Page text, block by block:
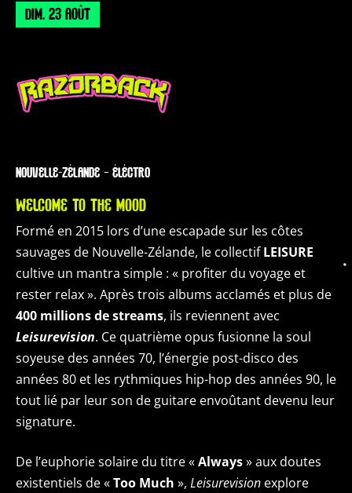
DIM. 23 AOÛT
NOUVELLE-ZÉLANDE — ÉLÉCTRO
WELCOME TO THE MOOD
Formé en 2015 lors d’une escapade sur les côtes
sauvages de Nouvelle-Zélande, le collectifLEISURE
cultive un mantra simple : « profiter du voyage et
rester relax ». Après trois albums acclamés et plus de
400 millions de streams, ils reviennent avec
Leisurevision. Ce quatrième opus fusionne la soul
soyeuse des années 70, l’énergie post-disco des
années 80 et les rythmiques hip-hop des années 90, le
tout lié par leur son de guitare envoûtant devenu leur
signature.
De l’euphorie solaire du titre «Always» aux doutes
existentiels de «Too Much », Leisurevision explore